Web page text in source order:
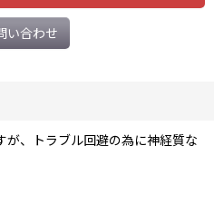
い合わせ
、トラブル回避の為に神経質な